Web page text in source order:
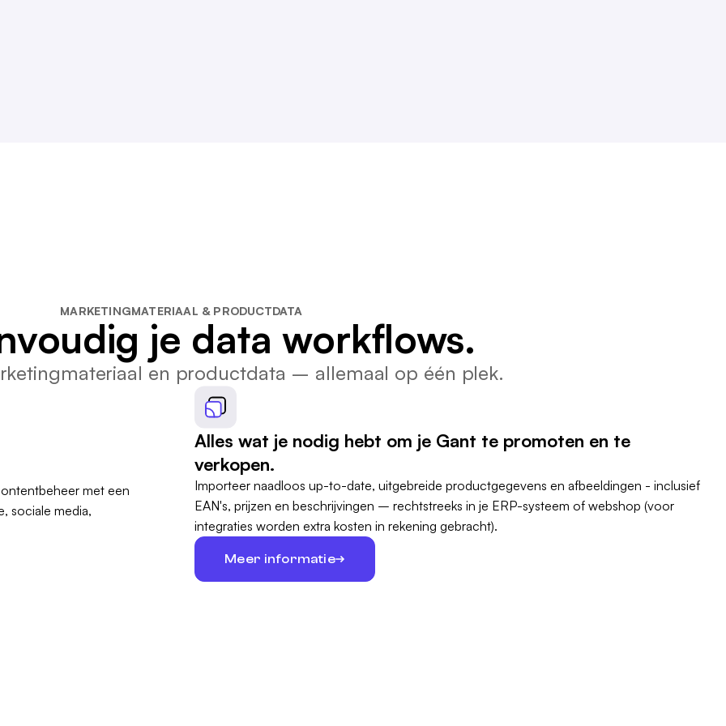
MARKETINGMATERIAAL & PRODUCTDATA
je data workflows.
en productdata – allemaal op één plek.
Alles wat je nodig hebt om je Gant te promoten en te
verkopen.
Importeer naadloos up-to-date, uitgebreide productgegevens en afbeeldingen - inclusief
EAN's, prijzen en beschrijvingen – rechtstreeks in je ERP-systeem of webshop (voor
integraties worden extra kosten in rekening gebracht).
Meer informatie